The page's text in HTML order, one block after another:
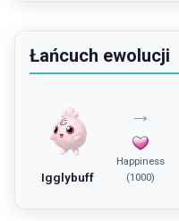
Łańcuch ewolucji
Igglybuff
→
Happiness
(1000)